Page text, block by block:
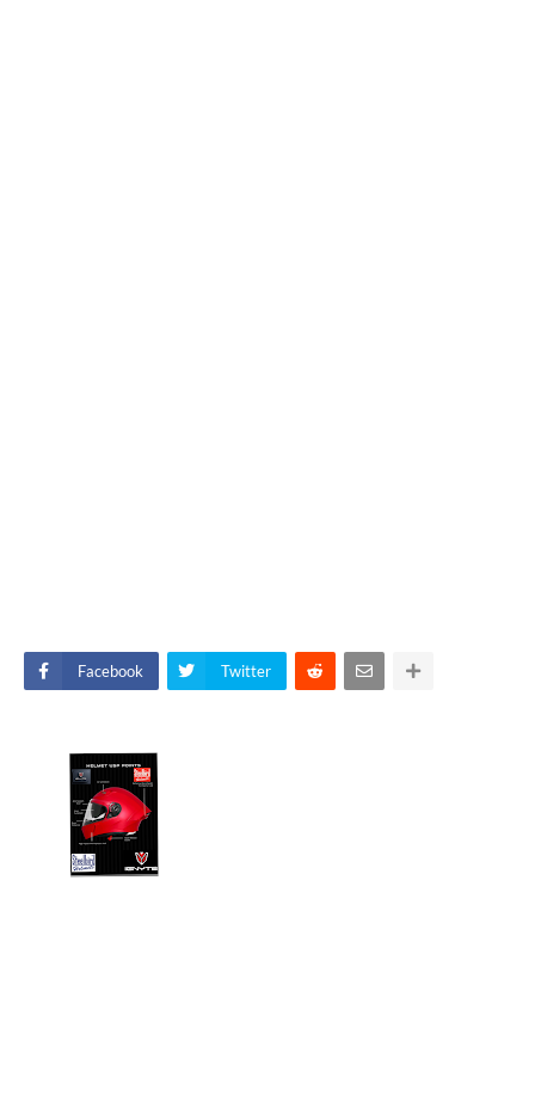
Facebook Twitter